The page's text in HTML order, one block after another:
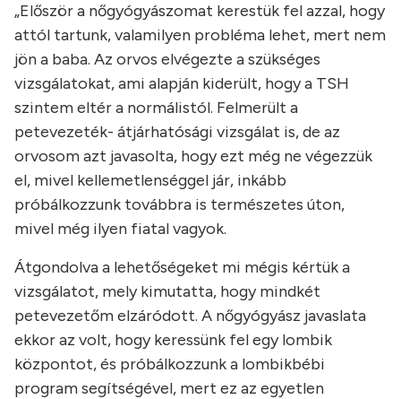
„Először a nőgyógyászomat kerestük fel azzal, hogy
attól tartunk, valamilyen probléma lehet, mert nem
jön a baba. Az orvos elvégezte a szükséges
vizsgálatokat, ami alapján kiderült, hogy a TSH
szintem eltér a normálistól. Felmerült a
petevezeték- átjárhatósági vizsgálat is, de az
orvosom azt javasolta, hogy ezt még ne végezzük
el, mivel kellemetlenséggel jár, inkább
próbálkozzunk továbbra is természetes úton,
mivel még ilyen fiatal vagyok.
Átgondolva a lehetőségeket mi mégis kértük a
vizsgálatot, mely kimutatta, hogy mindkét
petevezetőm elzáródott. A nőgyógyász javaslata
ekkor az volt, hogy keressünk fel egy lombik
központot, és próbálkozzunk a lombikbébi
program segítségével, mert ez az egyetlen